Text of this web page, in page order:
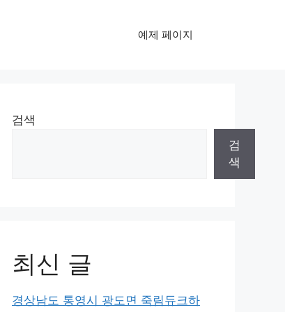
예제 페이지
검색
검
색
최신 글
경상남도 통영시 광도면 죽림듀크하